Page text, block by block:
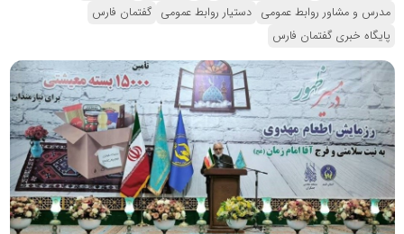
مدرس و مشاور روابط عمومی دستیار روابط عمومی گفتمان فارس
پایگاه خبری گفتمان فارس